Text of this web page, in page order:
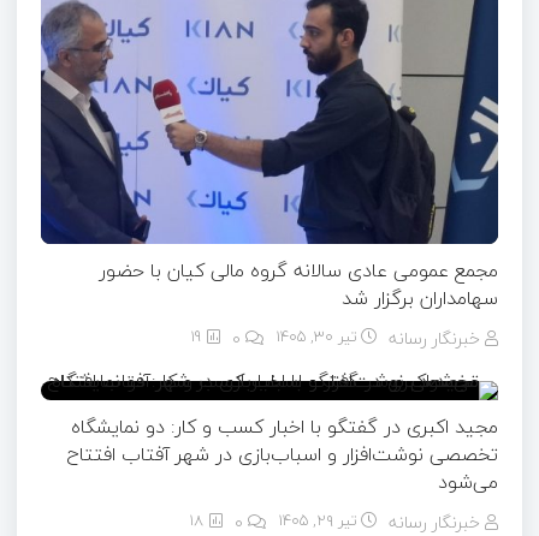
مجمع عمومی عادی سالانه گروه مالی کیان با حضور
سهامداران برگزار شد
خبرنگار رسانه تیر ۳۰, ۱۴۰۵ 19
مجید اکبری در گفتگو با اخبار کسب و کار: دو نمایشگاه
تخصصی نوشت‌افزار و اسباب‌بازی در شهر آفتاب افتتاح
می‌شود
خبرنگار رسانه تیر ۲۹, ۱۴۰۵ 18